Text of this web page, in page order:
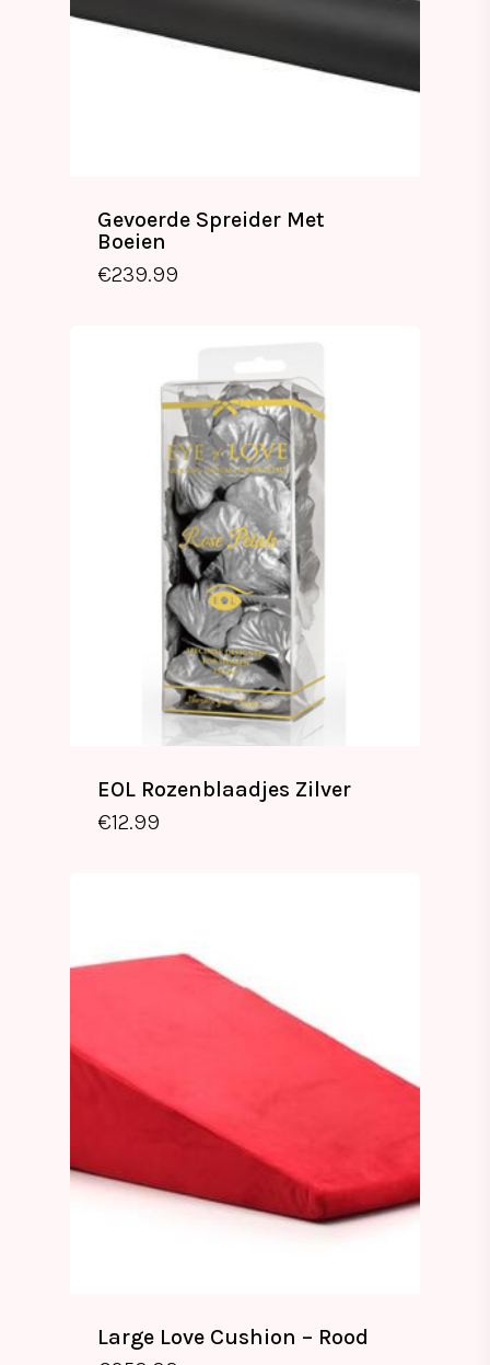
Gevoerde Spreider Met
Boeien
€239.99
EOL Rozenblaadjes Zilver
€12.99
€12.99
Large Love Cushion – Rood
€259.99